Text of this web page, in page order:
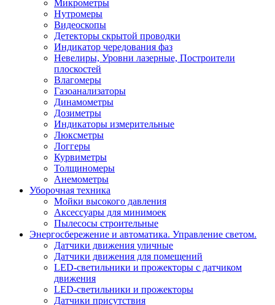
Микрометры
Нутромеры
Видеоскопы
Детекторы скрытой проводки
Индикатор чередования фаз
Невелиры, Уровни лазерные, Построители
плоскостей
Влагомеры
Газоанализаторы
Динамометры
Дозиметры
Индикаторы измерительные
Люксметры
Логгеры
Курвиметры
Толщиномеры
Анемометры
Уборочная техника
Мойки высокого давления
Аксессуары для минимоек
Пылесосы строительные
Энергосбережение и автоматика. Управление светом.
Датчики движения уличные
Датчики движения для помещений
LED-светильники и прожекторы с датчиком
движения
LED-светильники и прожекторы
Датчики присутствия